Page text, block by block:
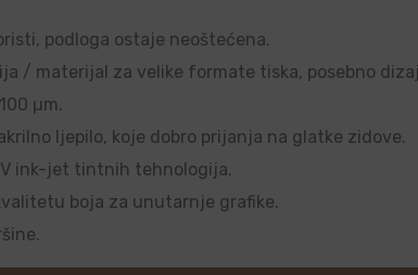
podloga ostaje neoštećena.
/ materijal za velike formate tiska, posebno
µm.
ljepilo, koje dobro prijanja na glatke zidove.
ink-jet tintnih tehnologija.
boja za unutarnje grafike.